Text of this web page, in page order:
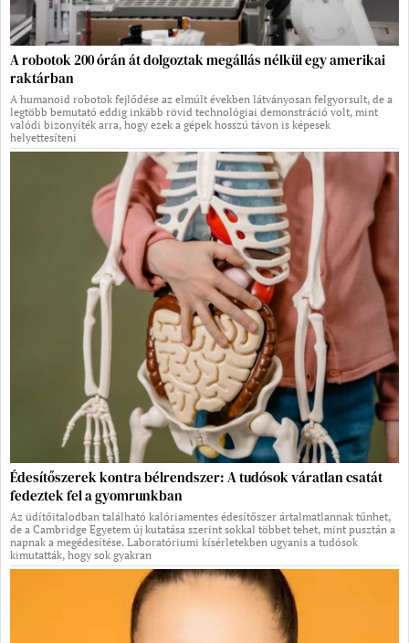
A robotok 200 órán át dolgoztak megállás nélkül egy amerikai
raktárban
A humanoid robotok fejlődése az elmúlt években látványosan felgyorsult, de a
legtöbb bemutató eddig inkább rövid technológiai demonstráció volt, mint
valódi bizonyíték arra, hogy ezek a gépek hosszú távon is képesek
helyettesíteni
Édesítőszerek kontra bélrendszer: A tudósok váratlan csatát
fedeztek fel a gyomrunkban
Az üdítőitalodban található kalóriamentes édesítőszer ártalmatlannak tűnhet,
de a Cambridge Egyetem új kutatása szerint sokkal többet tehet, mint pusztán a
napnak a megédesítése. Laboratóriumi kísérletekben ugyanis a tudósok
kimutatták, hogy sok gyakran